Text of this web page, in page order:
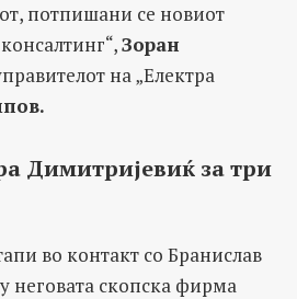
потпишани се новиот
Зоран
на „Електра
Димитријевиќ за три
во контакт со Бранислав
неговата скопска фирма